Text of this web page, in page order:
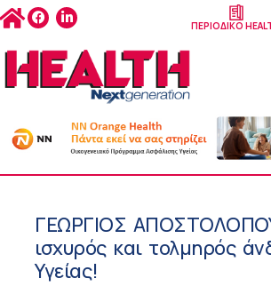
ΠΕΡΙΟΔΙΚΟ
ΓΕΩΡΓΙΟΣ
ισχυρός και τολμηρός
Υγείας!